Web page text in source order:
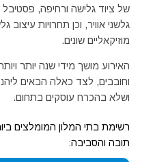
של ציוד גלישה ורחיפה,
גלשני אוויר, וכן תחרויות עיצוב
מוזיקאליים שונים.
האירוע מושך מידי שנה יותר
וחובבים, לצד כאלה הבאים
ושלא בהכרח עוסקים בתחום.
רשימת בתי המלון המומלצים
תובה והסביבה: